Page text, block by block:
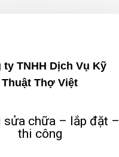
ty TNHH Dịch Vụ Kỹ
Thuật Thợ Việt
sửa chữa – lắp đặt –
thi công